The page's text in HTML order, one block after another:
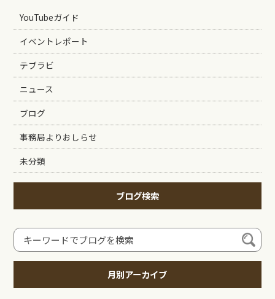
YouTubeガイド
イベントレポート
テブラビ
ニュース
ブログ
事務局よりおしらせ
未分類
ブログ検索
月別アーカイブ